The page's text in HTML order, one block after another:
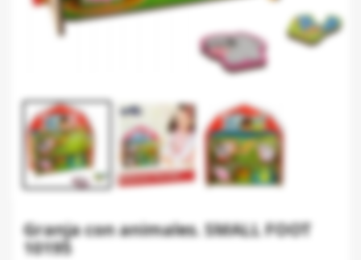
Granja con animales. SMALL FOOT
10195